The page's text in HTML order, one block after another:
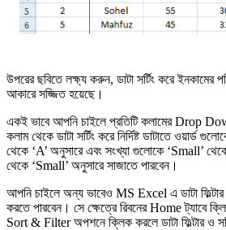
উপরের ছবিতে লক্ষ্য করুন, ডাটা সর্টিং করে ইনকামের
আকারে সজ্জিত হয়েছে।
একই ভাবে আপনি চাইলে প্রতিটি কলামের Drop
কলাম থেকে ডাটা সর্টিং করে নির্দিষ্ট ডাটাতে ওয়ার্ড
থেকে ‘A’ অনুসারে এবং সংখ্যা গুলোকে ‘Small’
থেকে ‘Small’ অনুসারে সাজাতে পারবেন।
আপনি চাইলে অন্য ভাবেও MS Excel এ ডাটা
করতে পারবেন। সে ক্ষেত্রে রিবনের Home ট্যাবে
Sort & Filter অপশনে ক্লিক করলে ডাটা ফিল্টার ও